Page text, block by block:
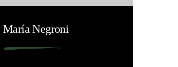
María Negroni